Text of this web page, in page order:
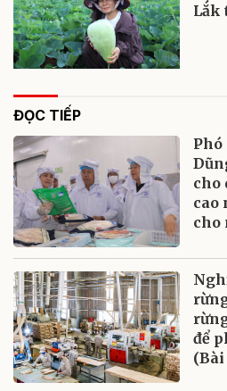
Lắk
ĐỌC TIẾP
Phó
cho
cao
cho
để
(Bài